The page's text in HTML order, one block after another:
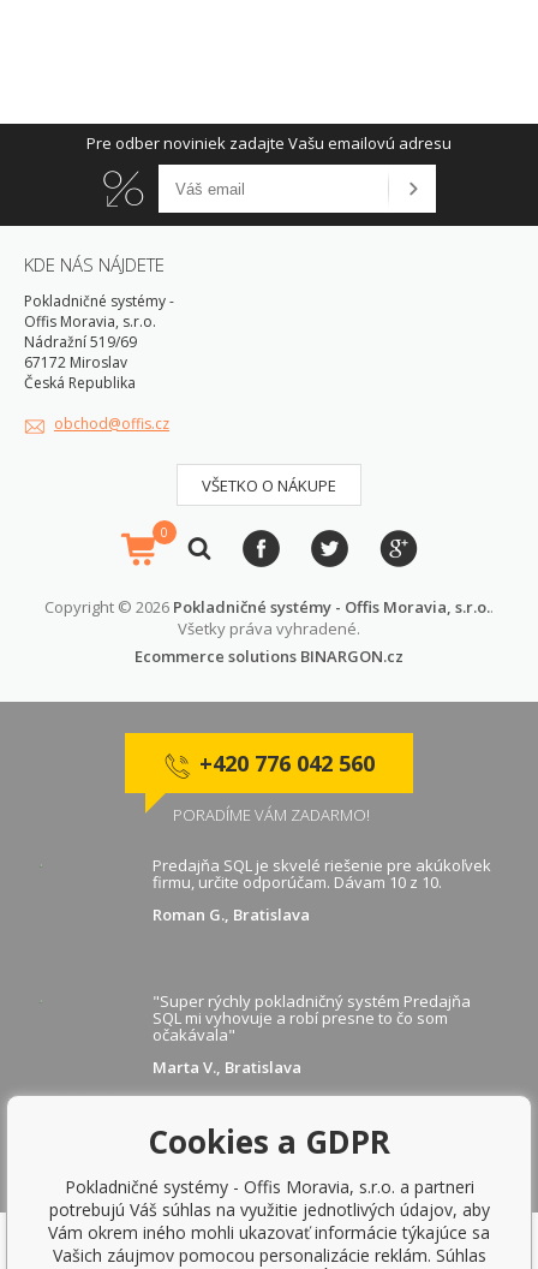
Pre odber noviniek zadajte Vašu emailovú adresu
KDE NÁS NÁJDETE
Pokladničné systémy -
Offis Moravia, s.r.o.
Nádražní 519/69
67172 Miroslav
Česká Republika
obchod@offis.cz
VŠETKO O NÁKUPE
0
Copyright © 2026 Pokladničné systémy - Offis Moravia, s.r.o..
Všetky práva vyhradené.
Ecommerce solutions BINARGON.cz
+420 776 042 560
PORADÍME VÁM ZADARMO!
Predajňa SQL je skvelé riešenie pre akúkoľvek
firmu, určite odporúčam. Dávam 10 z 10.
Roman G., Bratislava
"Super rýchly pokladničný systém Predajňa
SQL mi vyhovuje a robí presne to čo som
očakávala"
Marta V., Bratislava
Cookies a GDPR
Pokladničné systémy - Offis Moravia, s.r.o. a partneri
potrebujú Váš súhlas na využitie jednotlivých údajov, aby
Vám okrem iného mohli ukazovať informácie týkajúce sa
Vašich záujmov pomocou personalizácie reklám. Súhlas